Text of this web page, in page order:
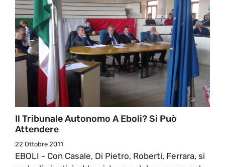
Il Tribunale Autonomo A Eboli? Si Può
Attendere
22 Ottobre 2011
EBOLI - Con Casale, Di Pietro, Roberti, Ferrara, si